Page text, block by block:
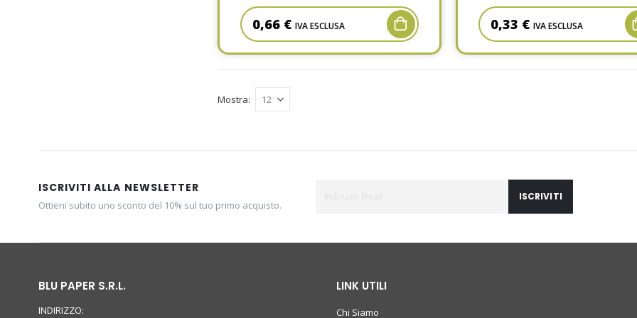
0,66 € IVA ESCLUSA 0,33 € IVA ESCLUSA
Mostra
ISCRIVITI ALLA NEWSLETTER
Ottieni subito uno sconto del 10% sul tuo primo acquisto.
ISCRIVITI
BLU PAPER S.R.L.
INDIRIZZO:
LINK UTILI
Chi Siamo